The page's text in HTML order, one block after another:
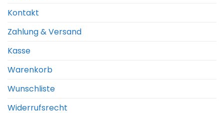
Kontakt
Zahlung & Versand
Kasse
Warenkorb
Wunschliste
Widerrufsrecht